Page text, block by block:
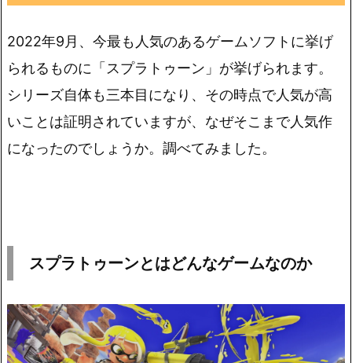
2022年9月、今最も人気のあるゲームソフトに挙げ
られるものに「スプラトゥーン」が挙げられます。
シリーズ自体も三本目になり、その時点で人気が高
いことは証明されていますが、なぜそこまで人気作
になったのでしょうか。調べてみました。
スプラトゥーンとはどんなゲームなのか